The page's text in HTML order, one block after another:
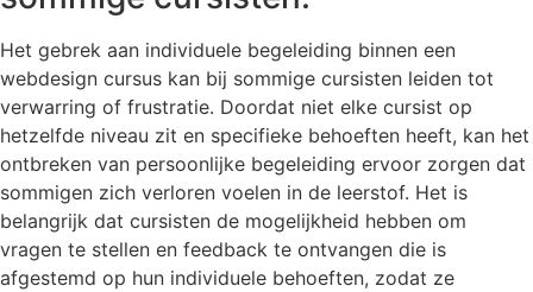
Het gebrek aan individuele begeleiding binnen een
webdesign cursus kan bij sommige cursisten leiden tot
verwarring of frustratie. Doordat niet elke cursist op
hetzelfde niveau zit en specifieke behoeften heeft, kan het
ontbreken van persoonlijke begeleiding ervoor zorgen dat
sommigen zich verloren voelen in de leerstof. Het is
belangrijk dat cursisten de mogelijkheid hebben om
vragen te stellen en feedback te ontvangen die is
afgestemd op hun individuele behoeften, zodat ze